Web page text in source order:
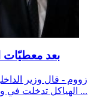
بعد معطيّات
زووم - قال وزير
الهياكل تدخلت في وقت وجيز منذ نزول الأمطار بكميّات هامّ ...